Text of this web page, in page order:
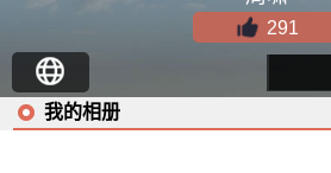
291
我的相册